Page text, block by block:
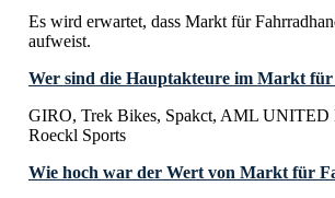
Es wird erwartet, dass Markt für
aufweist.
Wer sind die Hauptakteure im Markt
GIRO, Trek Bikes, Spakct, AML
Roeckl Sports
Wie hoch war der Wert von Markt für